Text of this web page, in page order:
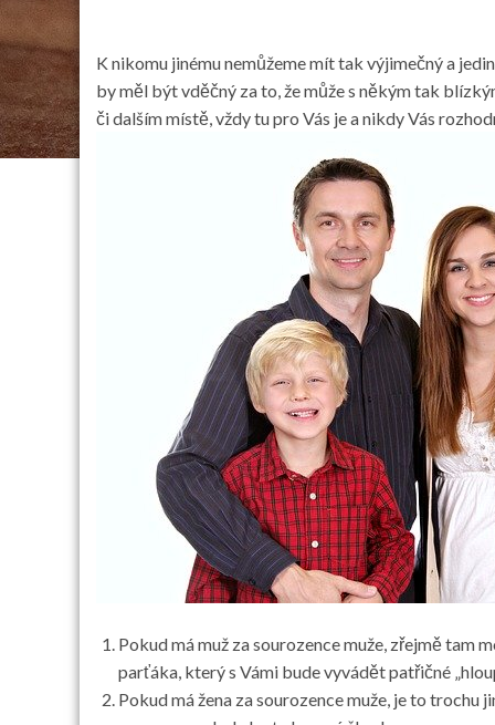
K nikomu jinému nemůžeme mít tak výjimečný a
by měl být vděčný za to, že může s někým tak
či dalším místě, vždy tu pro Vás je a nikdy Vás
Pokud má muž za sourozence muže, zřejmě tam
parťáka, který s Vámi bude vyvádět patřičné
Pokud má žena za sourozence muže, je to